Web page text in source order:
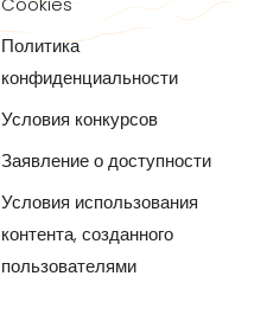
Политика
конфиденциальности
Условия конкурсов
Заявление о доступности
Условия использования
контента, созданного
пользователями